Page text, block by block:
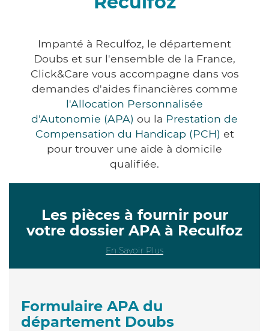
Impanté à Reculfoz, le département
Doubs et sur l'ensemble de la France,
Click&Care vous accompagne dans vos
demandes d'aides financières comme
l'Allocation Personnalisée
d'Autonomie (APA) ou la Prestation de
Compensation du Handicap (PCH) et
pour trouver une aide à domicile
qualifiée.
Les pièces à fournir pour
votre dossier APA à Reculfoz
En Savoir Plus
Formulaire APA du
département Doubs